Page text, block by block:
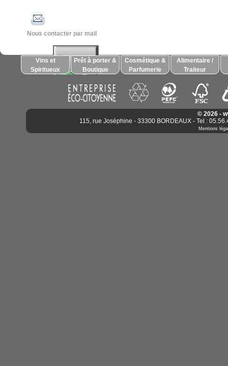
Nous contacter par mail
Vins et
Spiritueux
Prêt à porter &
Boutique
Cosmétique &
Parfumerie
Alimentaire /
Traiteur
© 2026 -
115, rue Joséphine - 33300 BORDEAUX - Tel :
Mentions